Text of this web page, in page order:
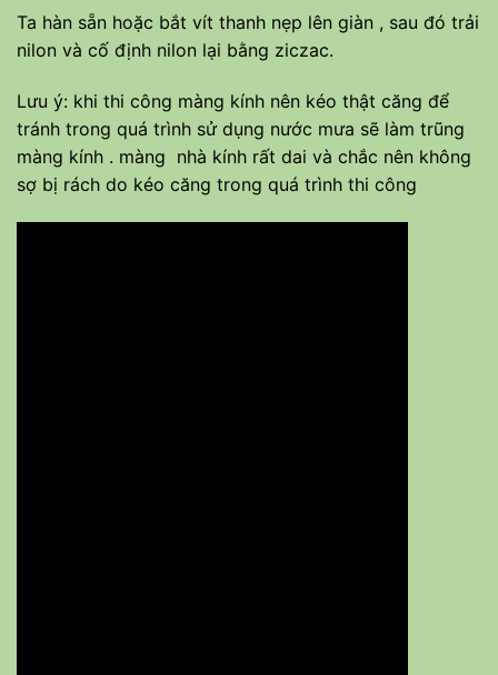
Ta hàn sẵn hoặc bắt vít thanh nẹp lên giàn , sau đó trải
nilon và cố định nilon lại bằng ziczac.
Lưu ý: khi thi công màng kính nên kéo thật căng để
tránh trong quá trình sử dụng nước mưa sẽ làm trũng
màng kính . màng nhà kính rất dai và chắc nên không
sợ bị rách do kéo căng trong quá trình thi công